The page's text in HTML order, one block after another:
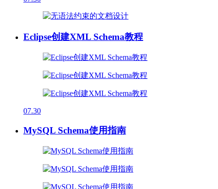
Eclipse创建XML Schema教程
07.30
MySQL Schema使用指南